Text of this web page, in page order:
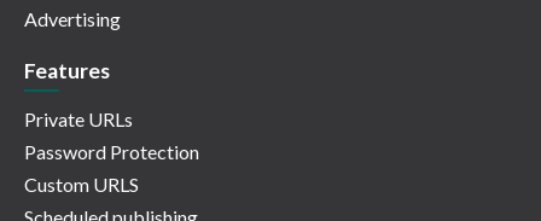
Advertising
Features
Private URLs
Password Protection
Custom URLS